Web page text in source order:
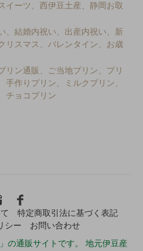
イーツ、西伊豆土産、静岡お取
、結婚内祝い、出産内祝い、新
リスマス、バレンタイン、お歳
リン通販、ご当地プリン、プリ
手作りプリン、ミルクプリン、
チョコプリン
特定商取引法に基づく表記
シー
お問い合わせ
の通販サイトです。 地元伊豆産